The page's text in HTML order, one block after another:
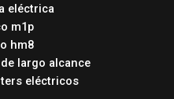
eléctrica
m1p
hm8
largo alcance
eléctricos